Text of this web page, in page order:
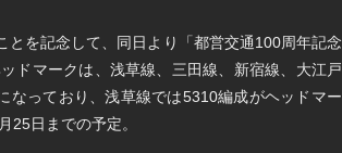
を記念して、同日より「都営交通100周年記念
ドマークは、浅草線、三田線、新宿線、大江戸
なっており、浅草線では5310編成がヘッドマー
25日までの予定。